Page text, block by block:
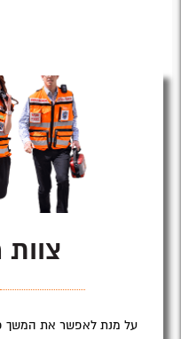
על מנת לאפשר את המשך